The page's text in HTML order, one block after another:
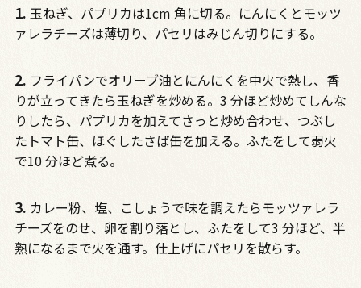
1. 玉ねぎ、パプリカは1cm 角に切る。にんにくとモッツ
ァレラチーズは薄切り、パセリはみじん切りにする。
2. フライパンでオリーブ油とにんにくを中火で熱し、香
りが立ってきたら玉ねぎを炒める。3 分ほど炒めてしんな
りしたら、パプリカを加えてさっと炒め合わせ、つぶし
たトマト缶、ほぐしたさば缶を加える。ふたをして弱火
で10 分ほど煮る。
3. カレー粉、塩、こしょうで味を調えたらモッツァレラ
チーズをのせ、卵を割り落とし、ふたをして3 分ほど、半
熟になるまで火を通す。仕上げにパセリを散らす。